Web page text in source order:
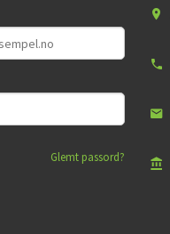
Glemt passord?